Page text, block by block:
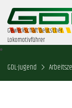
Gewerkschaft Deutscher
Lokomotivführer
GDL-Jugend